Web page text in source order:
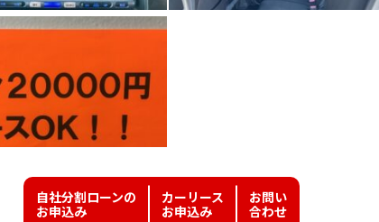
自社分割ローンの
お申込み
カーリース
お申込み
お問い
合わせ